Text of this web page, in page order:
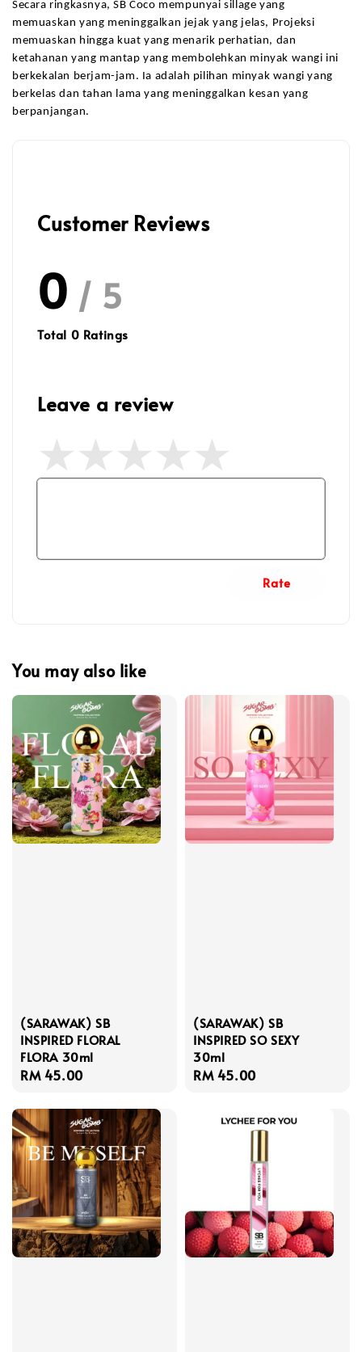
Secara ringkasnya, SB Coco mempunyai sillage yang
memuaskan yang meninggalkan jejak yang jelas, Projeksi
memuaskan hingga kuat yang menarik perhatian, dan
ketahanan yang mantap yang membolehkan minyak wangi ini
berkekalan berjam-jam. Ia adalah pilihan minyak wangi yang
berkelas dan tahan lama yang meninggalkan kesan yang
berpanjangan.
Customer Reviews
0 / 5
Total 0 Ratings
Leave a review
Rate
You may also like
(SARAWAK) SB
INSPIRED FLORAL
FLORA 30ml
Regular
RM 45.00
(SARAWAK) SB
INSPIRED SO SEXY
30ml
Regular
RM 45.00